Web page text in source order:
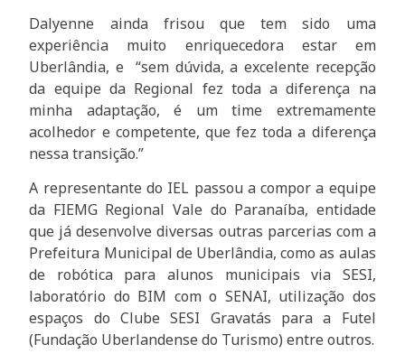
Dalyenne ainda frisou que tem sido uma
experiência muito enriquecedora estar em
Uberlândia, e “sem dúvida, a excelente recepção
da equipe da Regional fez toda a diferença na
minha adaptação, é um time extremamente
acolhedor e competente, que fez toda a diferença
nessa transição.”
A representante do IEL passou a compor a equipe
da FIEMG Regional Vale do Paranaíba, entidade
que já desenvolve diversas outras parcerias com a
Prefeitura Municipal de Uberlândia, como as aulas
de robótica para alunos municipais via SESI,
laboratório do BIM com o SENAI, utilização dos
espaços do Clube SESI Gravatás para a Futel
(Fundação Uberlandense do Turismo) entre outros.